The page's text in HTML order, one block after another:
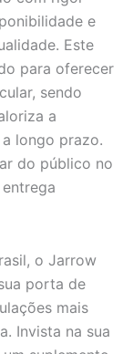
e
Este
para oferecer
sendo
a
longo prazo.
do público no
o Jarrow
porta de
mais
Invista na sua